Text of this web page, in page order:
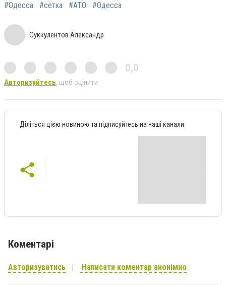
#Одесса #сетка #АТО #Одесса
Суккулентов Александр
0,0
Авторизуйтесь, щоб оцінити
Діліться цією новиною та підписуйтесь на наші канали
Коментарі
Авторизуватись Написати коментар анонімно